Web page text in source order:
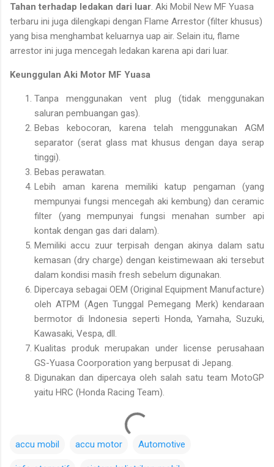
Tahan terhadap ledakan dari luar. Aki Mobil New MF Yuasa
terbaru ini juga dilengkapi dengan Flame Arrestor (filter khusus)
yang bisa menghambat keluarnya uap air. Selain itu, flame
arrestor ini juga mencegah ledakan karena api dari luar.
Keunggulan Aki Motor MF Yuasa
Tanpa menggunakan vent plug (tidak menggunakan
saluran pembuangan gas).
Bebas kebocoran, karena telah menggunakan AGM
separator (serat glass mat khusus dengan daya serap
tinggi).
Bebas perawatan.
Lebih aman karena memiliki katup pengaman (yang
mempunyai fungsi mencegah aki kembung) dan ceramic
filter (yang mempunyai fungsi menahan sumber api
kontak dengan gas dari dalam).
Memiliki accu zuur terpisah dengan akinya dalam satu
kemasan (dry charge) dengan keistimewaan aki tersebut
dalam kondisi masih fresh sebelum digunakan.
Dipercaya sebagai OEM (Original Equipment Manufacture)
oleh ATPM (Agen Tunggal Pemegang Merk) kendaraan
bermotor di Indonesia seperti Honda, Yamaha, Suzuki,
Kawasaki, Vespa, dll.
Kualitas produk merupakan under license perusahaan
GS-Yuasa Coorporation yang berpusat di Jepang.
Digunakan dan dipercaya oleh salah satu team MotoGP
yaitu HRC (Honda Racing Team).
accu mobil accu motor Automotive